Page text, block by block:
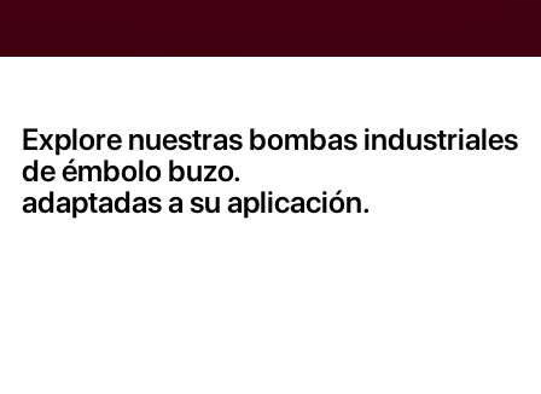
Explore nuestras bombas industriales
de émbolo buzo.
adaptadas a su aplicación.